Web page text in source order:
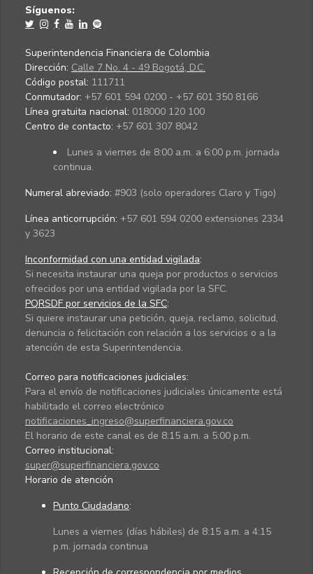
Síguenos:
Superintendencia Financiera de Colombia
Dirección: Calle 7 No. 4 - 49 Bogotá, D.C.
Código postal: 111711
Conmutador: +57 601 594 0200 - +57 601 350 8166
Línea gratuita nacional: 018000 120 100
Centro de contacto: +57 601 307 8042
Lunes a viernes de 8:00 a.m. a 6:00 p.m. jornada
continua.
Numeral abreviado: #903 (solo operadores Claro y Tigo)
Línea anticorrupción: +57 601 594 0200 extensiones 2334
y 3623
Inconformidad con una entidad vigilada:
Si necesita instaurar una queja por productos o servicios
ofrecidos por una entidad vigilada por la SFC.
PQRSDF por servicios de la SFC:
Si quiere instaurar una petición, queja, reclamo, solicitud,
denuncia o felicitación con relación a los servicios o a la
atención de esta Superintendencia.
Correo para notificaciones judiciales:
Para el envío de notificaciones judiciales únicamente está
habilitado el correo electrónico
notificaciones_ingreso@superfinanciera.gov.co
El horario de este canal es de 8:15 a.m. a 5:00 p.m.
Correo institucional:
super@superfinanciera.gov.co
Horario de atención
Punto Ciudadano:
Lunes a viernes (días hábiles) de 8:15 a.m. a 4:15
p.m. jornada continua